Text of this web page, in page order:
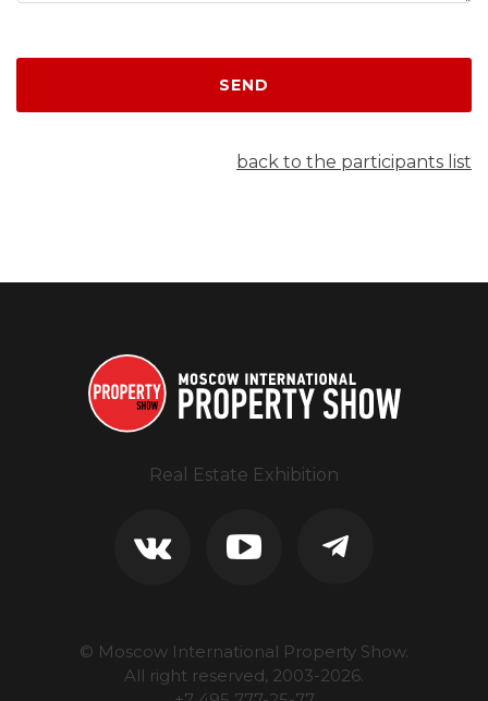
SEND
back to the participants list
Real Estate Exhibition
© Moscow International Property Show.
All right reserved, 2003-2026.